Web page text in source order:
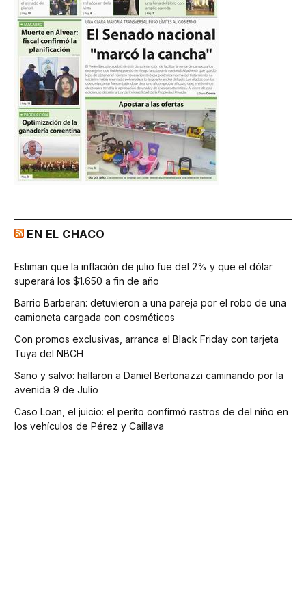
EN EL CHACO
Estiman que la inflación de julio fue del 2% y que el dólar
superará los $1.650 a fin de año
Barrio Barberan: detuvieron a una pareja por el robo de una
camioneta cargada con cosméticos
Con promos exclusivas, arranca el Black Friday con tarjeta
Tuya del NBCH
Sano y salvo: hallaron a Daniel Bertonazzi caminando por la
avenida 9 de Julio
Caso Loan, el juicio: el perito confirmó rastros de del niño en
los vehículos de Pérez y Caillava